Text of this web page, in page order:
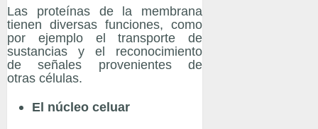
Las proteínas de la membrana
tienen diversas funciones, como
por ejemplo el transporte de
sustancias y el reconocimiento
de señales provenientes de
otras células.
El núcleo celuar